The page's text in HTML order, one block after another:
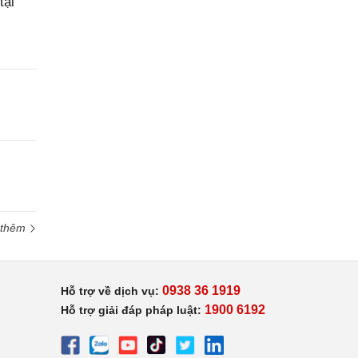
Hỗ trợ về dịch vụ: 0938 36 1919
Hỗ trợ giải đáp pháp luật: 1900 6192